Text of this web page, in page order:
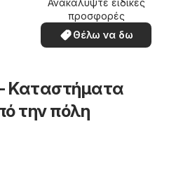
Ανακαλύψτε ειδικές
προσφορές
Θέλω να δω
Καταστήματα
την πόλη